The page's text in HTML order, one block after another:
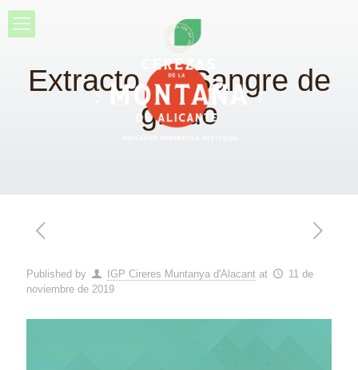
Extracto de Sangre de
grado
Published by IGP Cireres Muntanya d'Alacant at
11 de
noviembre de 2019